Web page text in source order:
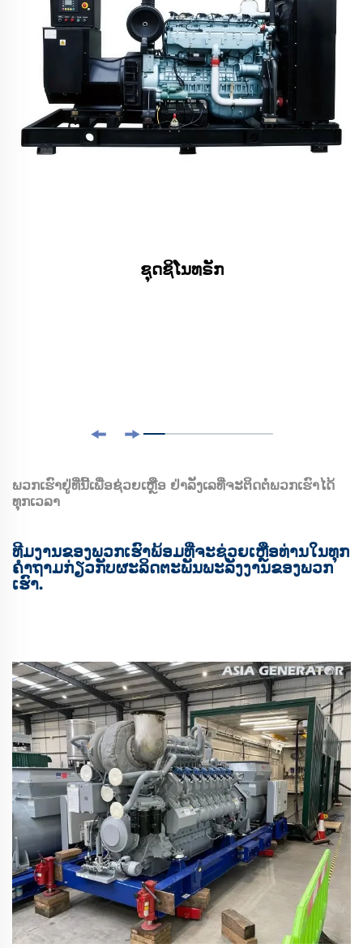
ຊຸດຊິໂນທຣັກ
ພວກເຮົາຢູ່ທີ່ນີ້ເພື່ອຊ່ວຍເຫຼືອ ຢ່າລັງເລທີ່ຈະຕິດຕໍ່ພວກເຮົາໄດ້
ທຸກເວລາ
ທີມງານຂອງພວກເຮົາພ້ອມທີ່ຈະຊ່ວຍເຫຼືອທ່ານໃນທຸກ
ຄໍາຖາມກ່ຽວກັບຜະລິດຕະພັນພະລັງງານຂອງພວກ
ເຮົາ.